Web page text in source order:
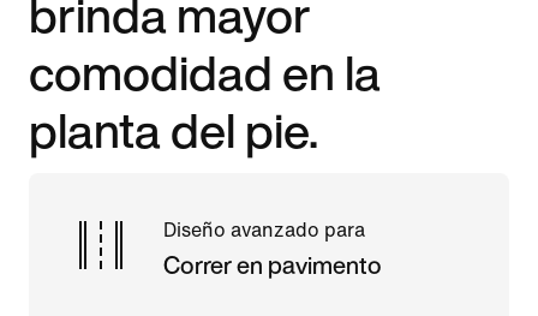
comodidad en la
planta del pie.
Diseño avanzado para
Correr en pavimento